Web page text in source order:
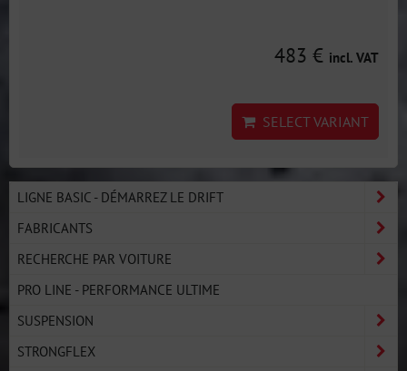
483 € incl. VAT
SELECT VARIANT
LIGNE BASIC - DÉMARREZ LE DRIFT
FABRICANTS
RECHERCHE PAR VOITURE
PRO LINE - PERFORMANCE ULTIME
SUSPENSION
STRONGFLEX